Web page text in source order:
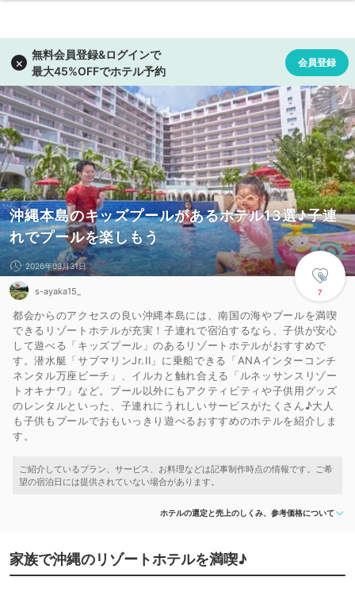
沖縄本島のキッズプールがあるホテル13選♪子連
れでプールを楽しもう
7
2026年03月31日
s-ayaka15_
都会からのアクセスの良い沖縄本島には、南国の海やプールを満喫
できるリゾートホテルが充実！子連れで宿泊するなら、子供が安心
して遊べる「キッズプール」のあるリゾートホテルがおすすめで
す。潜水艇「サブマリンJr.II」に乗船できる「ANAインターコンチ
ネンタル万座ビーチ」、イルカと触れ合える「ルネッサンスリゾー
トオキナワ」など。プール以外にもアクティビティや子供用グッズ
のレンタルといった、子連れにうれしいサービスがたくさん♪大人
も子供もプールでおもいっきり遊べるおすすめのホテルを紹介しま
す。
ホテルの選定と売上のしくみ、参考価格について
家族で沖縄のリゾートホテルを満喫♪